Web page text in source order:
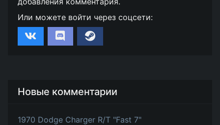
Или можете войти через соцсети:
Новые комментарии
1970 Dodge Charger R/T "Fast 7"